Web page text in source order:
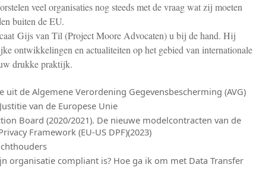
veel organisaties nog steeds met de vraag wat zij moeten
buiten de EU.
Gijs van Til (Project Moore Advocaten) u bij de hand. Hij
ontwikkelingen en actualiteiten op het gebied van internationale
drukke praktijk.
de Algemene Verordening Gegevensbescherming (AVG)
van de Europese Unie
Board (2020/2021). De nieuwe modelcontracten van de
Framework (EU-US DPF)(2023)
organisatie compliant is? Hoe ga ik om met Data Transfer